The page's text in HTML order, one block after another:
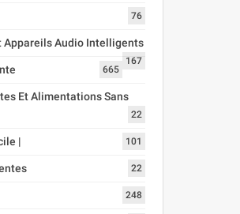
76
Appareils Audio Intelligents
167
665
Et Alimentations Sans
22
| 101
22
248